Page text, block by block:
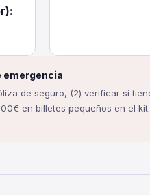
emergencia
de seguro, (2) verificar si
en billetes pequeños en el kit.